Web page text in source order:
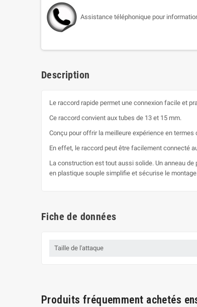
Assistance téléphonique pour
Description
Le raccord rapide permet une connexion facile et
Ce raccord convient aux tubes de 13 et 15 mm.
Conçu pour offrir la meilleure expérience en
En effet, le raccord peut être facilement connecté
La construction est tout aussi solide. Un anneau
en plastique souple simplifie et sécurise le
Fiche de données
Taille de l'attaque
Produits fréquemment achetés